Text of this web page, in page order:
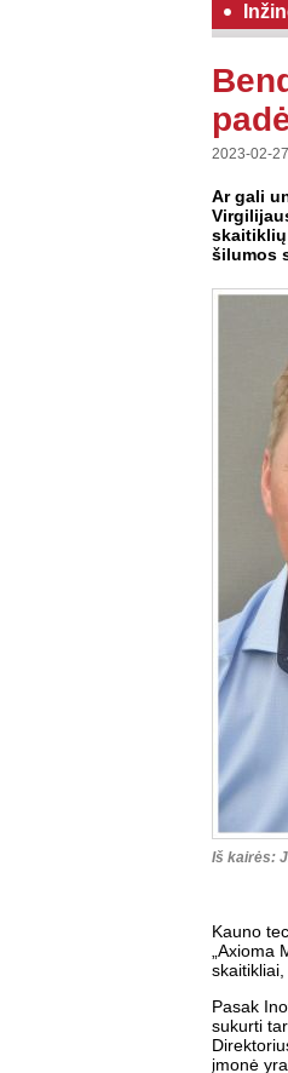
2023-02-
Ar gali
skaitiklių
šilumos
Iš kairės:
Kauno
„Axioma
Pasak
sukurti
įmonė